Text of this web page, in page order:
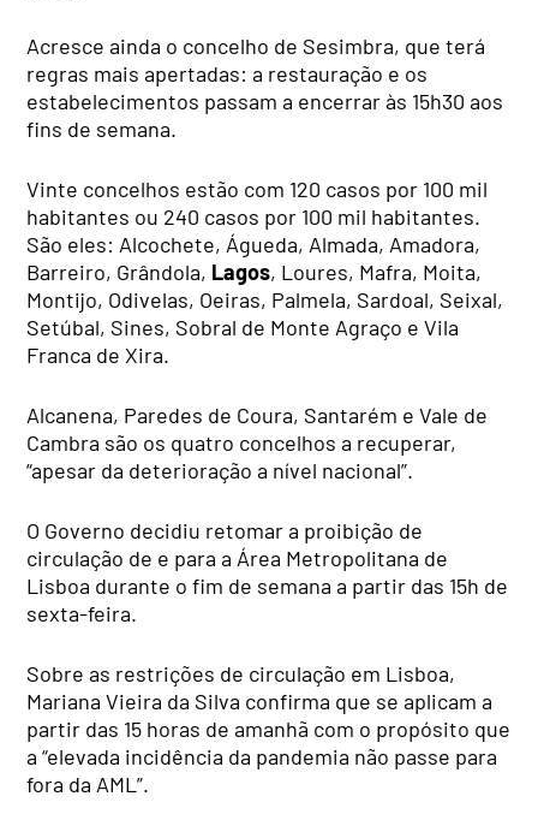
Acresce ainda o concelho de Sesimbra, que terá
regras mais apertadas: a restauração e os
estabelecimentos passam a encerrar às 15h30 aos
fins de semana.
Vinte concelhos estão com 120 casos por 100 mil
habitantes ou 240 casos por 100 mil habitantes.
São eles: Alcochete, Águeda, Almada, Amadora,
Barreiro, Grândola, Lagos, Loures, Mafra, Moita,
Montijo, Odivelas, Oeiras, Palmela, Sardoal, Seixal,
Setúbal, Sines, Sobral de Monte Agraço e Vila
Franca de Xira.
Alcanena, Paredes de Coura, Santarém e Vale de
Cambra são os quatro concelhos a recuperar,
“apesar da deterioração a nível nacional”.
O Governo decidiu retomar a proibição de
circulação de e para a Área Metropolitana de
Lisboa durante o fim de semana a partir das 15h de
sexta-feira.
Sobre as restrições de circulação em Lisboa,
Mariana Vieira da Silva confirma que se aplicam a
partir das 15 horas de amanhã com o propósito que
a “elevada incidência da pandemia não passe para
fora da AML”.